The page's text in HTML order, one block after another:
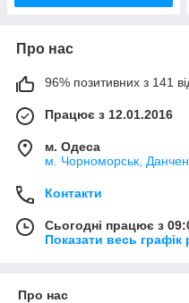
Про нас
96% позитивних з 141
Працює з 12.01.2016
м. Одеса
м. Чорноморськ,
Контакти
Сьогодні працює з
Показати весь графік
Про нас